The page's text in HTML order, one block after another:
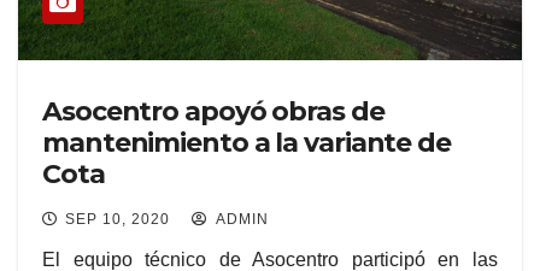
Asocentro apoyó obras de
mantenimiento a la variante de
Cota
SEP 10, 2020 ADMIN
El equipo técnico de Asocentro participó en las